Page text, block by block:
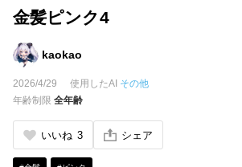
金髪ピンク4
kaokao
2026/4/29 使用したAI その他
年齢制限 全年齢
いいね 3 シェア